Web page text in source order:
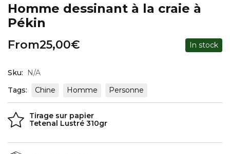
Homme dessinant à la craie à
Pékin
From25,00€ In stock
Sku:
N/A
Tags:
Chine Homme Personne
Tirage sur papier
Tetenal Lustré 310gr